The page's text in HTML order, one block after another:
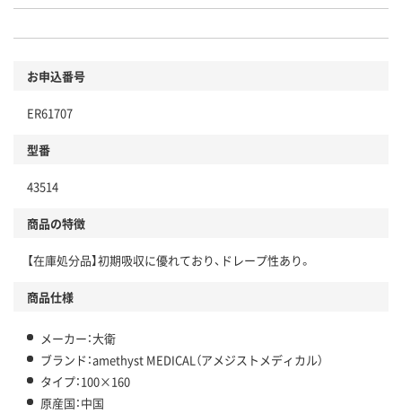
お申込番号
ER61707
型番
43514
商品の特徴
【在庫処分品】初期吸収に優れており、ドレープ性あり。
商品仕様
メーカー：大衛
ブランド：amethyst MEDICAL（アメジストメディカル）
タイプ：100×160
原産国：中国